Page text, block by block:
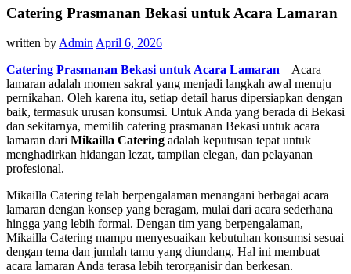
Catering Prasmanan Bekasi untuk Acara Lamaran
written byAdminApril 6, 2026
Catering Prasmanan Bekasi untuk Acara Lamaran – Acara
lamaran adalah momen sakral yang menjadi langkah awal menuju
pernikahan. Oleh karena itu, setiap detail harus dipersiapkan dengan
baik, termasuk urusan konsumsi. Untuk Anda yang berada di Bekasi
dan sekitarnya, memilih catering prasmanan Bekasi untuk acara
lamaran dari Mikailla Catering adalah keputusan tepat untuk
menghadirkan hidangan lezat, tampilan elegan, dan pelayanan
profesional.
Mikailla Catering telah berpengalaman menangani berbagai acara
lamaran dengan konsep yang beragam, mulai dari acara sederhana
hingga yang lebih formal. Dengan tim yang berpengalaman,
Mikailla Catering mampu menyesuaikan kebutuhan konsumsi sesuai
dengan tema dan jumlah tamu yang diundang. Hal ini membuat
acara lamaran Anda terasa lebih terorganisir dan berkesan.